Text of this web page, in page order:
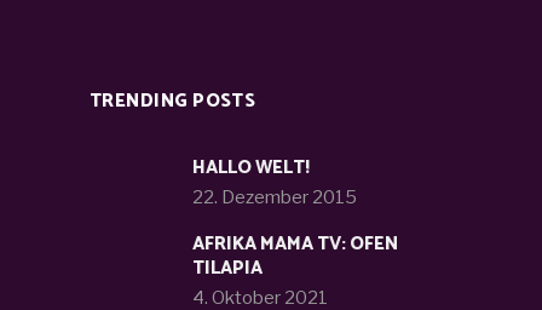
TRENDING POSTS
HALLO WELT!
22. Dezember 2015
AFRIKA MAMA TV: OFEN
TILAPIA
4. Oktober 2021